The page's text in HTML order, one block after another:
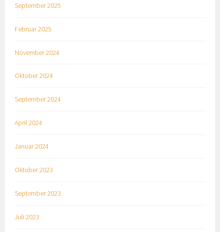
September 2025
Februar 2025
November 2024
Oktober 2024
September 2024
April 2024
Januar 2024
Oktober 2023
September 2023
Juli 2023